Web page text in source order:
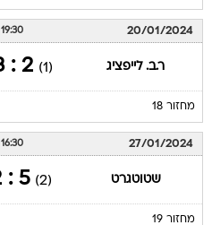
20/01/2024
19:30
ר.ב. לייפציג (1)
2 : 3
מחזור 18
27/01/2024
16:30
שטוטגרט (2)
5 : 2
מחזור 19